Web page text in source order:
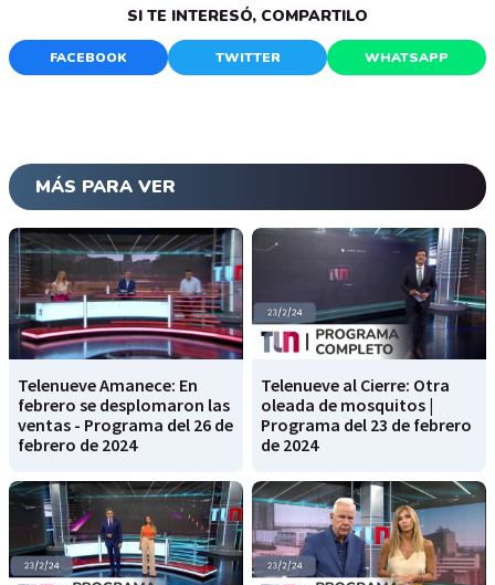
SI TE INTERESÓ, COMPARTILO
FACEBOOK TWITTER WHATSAPP
MÁS PARA VER
Telenueve Amanece: En
febrero se desplomaron las
ventas - Programa del 26 de
febrero de 2024
Telenueve al Cierre: Otra
oleada de mosquitos |
Programa del 23 de febrero
de 2024